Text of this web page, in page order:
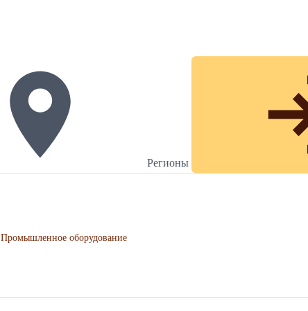
Регионы
Промышленное оборудование